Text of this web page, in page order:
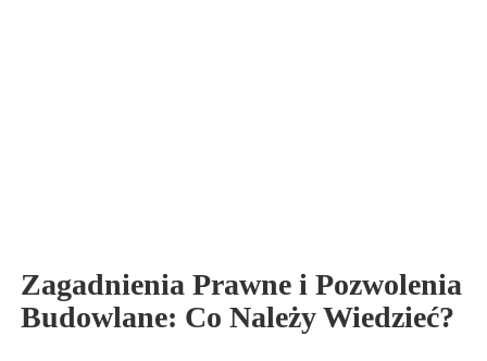
Zagadnienia Prawne i Pozwolenia
Budowlane: Co Należy Wiedzieć?